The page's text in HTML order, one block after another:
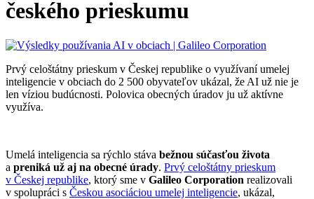
českého prieskumu
Prvý celoštátny prieskum v Českej republike o využívaní umelej
inteligencie v obciach do 2 500 obyvateľov ukázal, že AI už nie je
len víziou budúcnosti. Polovica obecných úradov ju už aktívne
využíva.
Umelá inteligencia sa rýchlo stáva bežnou súčasťou života
a preniká už aj na obecné úrady. Prvý celoštátny prieskum
v Českej republike, ktorý sme v Galileo Corporation realizovali
v spolupráci s Českou asociáciou umelej inteligencie, ukázal,